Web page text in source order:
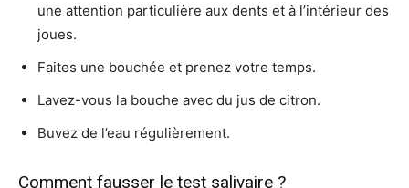
une attention particulière aux dents et à l’intérieur des
joues.
Faites une bouchée et prenez votre temps.
Lavez-vous la bouche avec du jus de citron.
Buvez de l’eau régulièrement.
Comment fausser le test salivaire ?